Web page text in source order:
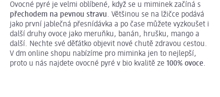
Ovocné pyré je velmi oblíbené, když se u miminek začíná s
přechodem na pevnou stravu. Většinou se na lžičce podává
jako první jablečná přesnídávka a po čase můžete vyzkoušet i
další druhy ovoce jako meruňku, banán, hrušku, mango a
další. Nechte své děťátko objevit nové chutě zdravou cestou.
V dm online shopu nabízíme pro miminka jen to nejlepší,
proto u nás najdete ovocné pyré v bio kvalitě ze 100% ovoce.